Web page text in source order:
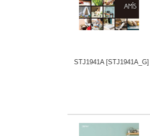
STJ1941A [STJ1941A_G]